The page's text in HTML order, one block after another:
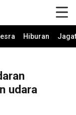
Hiburan Jagat
udara